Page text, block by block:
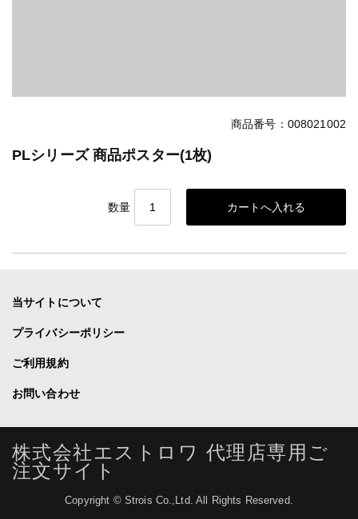
商品番号：008021002
PLシリーズ 商品ポスター(1枚)
数量
当サイトについて
プライバシーポリシー
ご利用規約
お問い合わせ
株式会社エストロワ 代理店専用ご
注文サイト
Copyright © Strois Co.,Ltd. All Rights Reserved.